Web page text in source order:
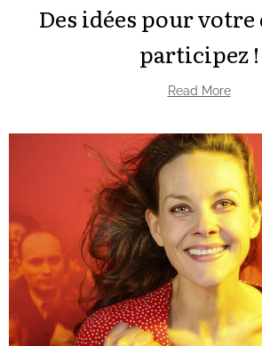
Des idées pour
participez !
Read More